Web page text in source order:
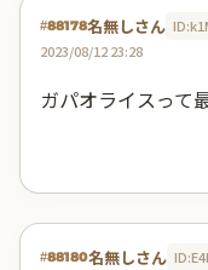
#88178名無しさん
2023/08/12 23:28
ガパオライスって
#88180名無しさん